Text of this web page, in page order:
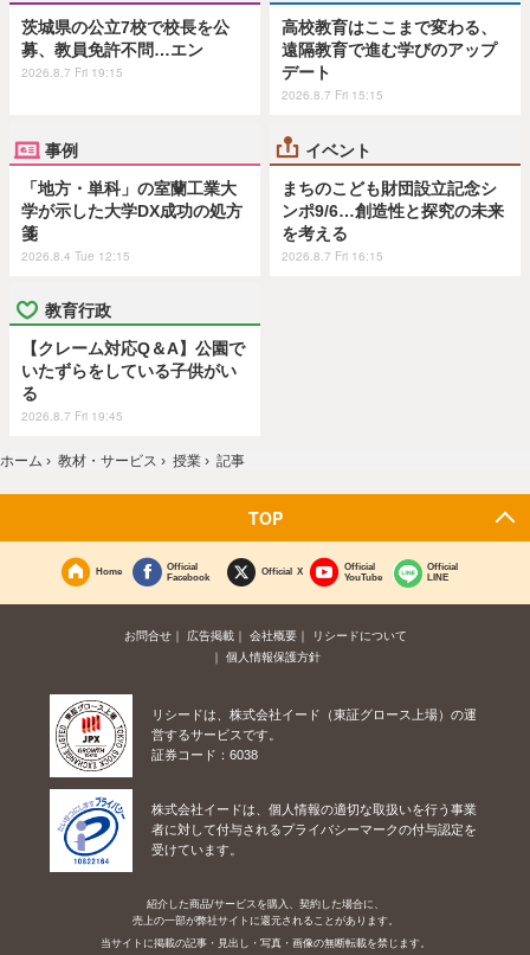
茨城県の公立7校で校長を公
募、教員免許不問…エン
2026.8.7 Fri 19:15
高校教育はここまで変わる、
遠隔教育で進む学びのアップ
デート
2026.8.7 Fri 15:15
事例
「地方・単科」の室蘭工業大
学が示した大学DX成功の処方
箋
2026.8.4 Tue 12:15
イベント
まちのこども財団設立記念シ
ンポ9/6…創造性と探究の未来
を考える
2026.8.7 Fri 16:15
教育行政
【クレーム対応Q＆A】公園で
いたずらをしている子供がい
る
2026.8.7 Fri 19:45
ホーム › 教材・サービス › 授業 › 記事
TOP
Home
Official
Facebook
Official X
Official
YouTube
Official
LINE
お問合せ 広告掲載 会社概要
リシードについて
個人情報保護方針
リシードは、株式会社イード（東証グロース上場）の運
営するサービスです。
証券コード：6038
株式会社イードは、個人情報の適切な取扱いを行う事業
者に対して付与されるプライバシーマークの付与認定を
受けています。
紹介した商品/サービスを購入、契約した場合に、
売上の一部が弊社サイトに還元されることがあります。
当サイトに掲載の記事・見出し・写真・画像の無断転載を禁じます。